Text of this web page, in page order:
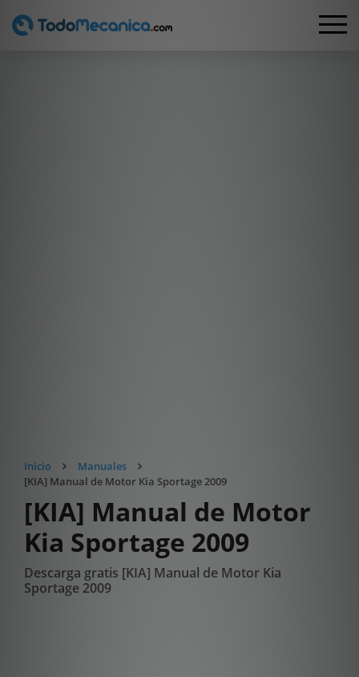
Inicio
Manuales
[KIA] Manual de Motor Kia Sportage 2009
[KIA] Manual de Motor
Kia Sportage 2009
Descarga gratis [KIA] Manual de Motor Kia
Sportage 2009